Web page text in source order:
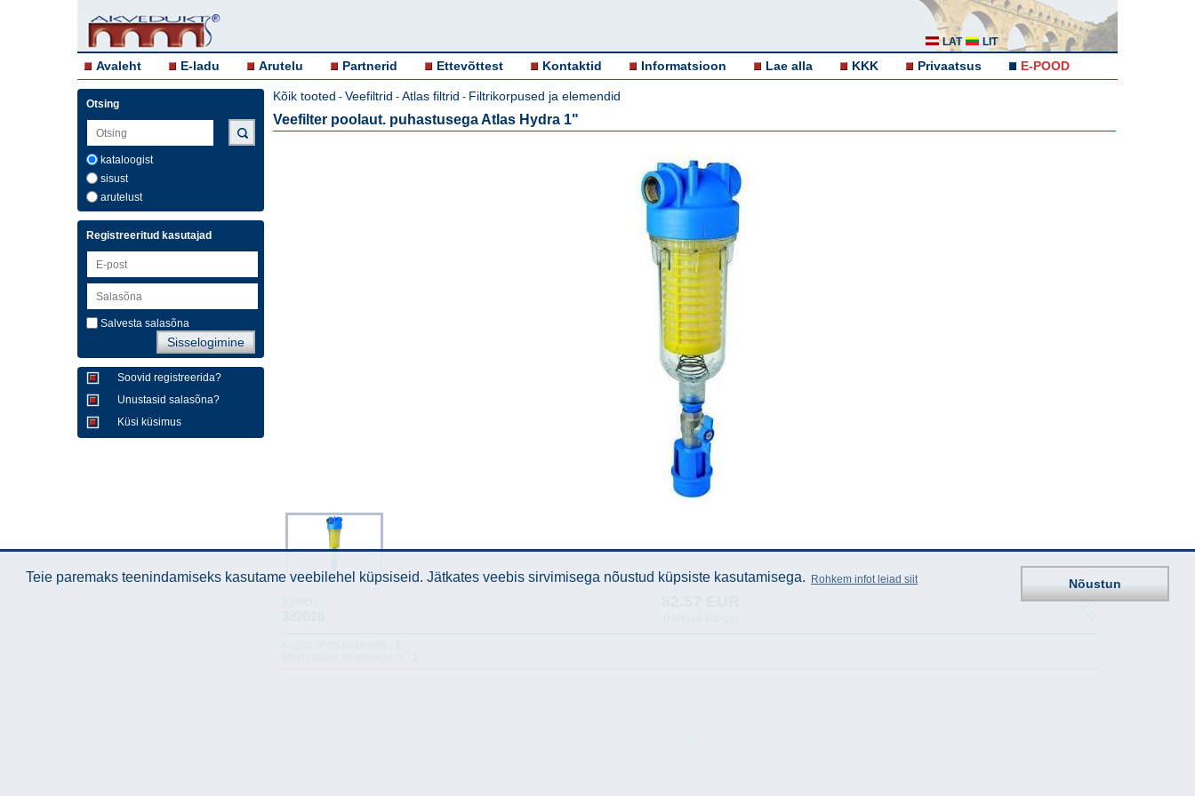
LAT LIT
Avaleht E-ladu Arutelu Partnerid Ettevõttest Kontaktid Informatsioon Lae alla KKK Privaatsus E-POOD
Otsing
kataloogist
sisust
arutelust
Registreeritud kasutajad
Salvesta salasõna
Soovid registreerida?
Unustasid salasõna?
Küsi küsimus
Kõik tooted - Veefiltrid - Atlas filtrid - Filtrikorpused ja elemendid
Veefilter poolaut. puhastusega Atlas Hydra 1"
Teie paremaks teenindamiseks kasutame veebilehel küpsiseid. Jätkates veebis sirvimisega nõustud küpsiste kasutamisega. Rohkem infot leiad siit Nõustun